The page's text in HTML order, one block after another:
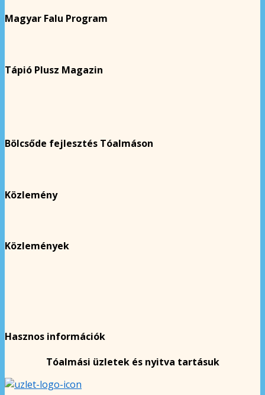
Magyar Falu Program
Tápió Plusz Magazin
Bölcsőde fejlesztés Tóalmáson
Közlemény
Közlemények
Hasznos információk
Tóalmási üzletek és nyitva tartásuk